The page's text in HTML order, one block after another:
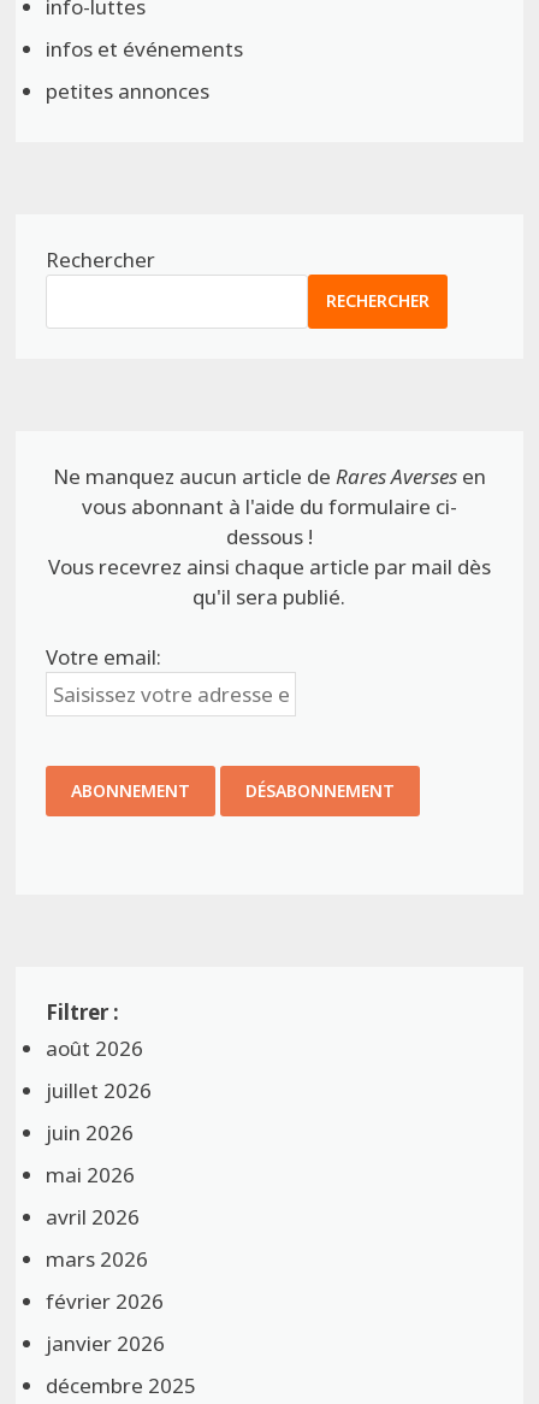
info-luttes
infos et événements
petites annonces
Rechercher
RECHERCHER
Ne manquez aucun article de Rares Aversesen
vous abonnant à l'aide du formulaire ci-
dessous !
Vous recevrez ainsi chaque article par mail dès
qu'il sera publié.
Votre email:
août 2026
juillet 2026
juin 2026
mai 2026
avril 2026
mars 2026
février 2026
janvier 2026
décembre 2025